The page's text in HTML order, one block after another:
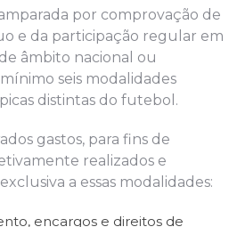
por comprovação de
e da participação regular em
âmbito nacional ou
seis modalidades
distintas do futebol.
gastos, para fins de
realizados e
a essas modalidades:
encargos e direitos de